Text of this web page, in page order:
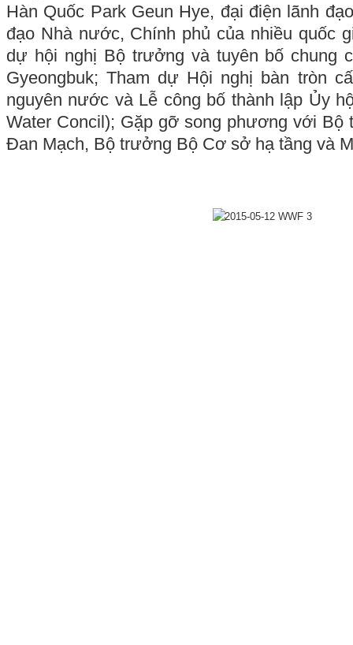
Hàn Quốc Park Geun Hye, đại điện lãnh
đạo Nhà nước, Chính phủ của nhiều quốc
dự hội nghị Bộ trưởng và tuyên bố chung
Gyeongbuk; Tham dự Hội nghị bàn tròn
nguyên nước và Lễ công bố thành lập Ủy
Water Concil); Gặp gỡ song phương với
Đan Mạch, Bộ trưởng Bộ Cơ sở hạ tầng và